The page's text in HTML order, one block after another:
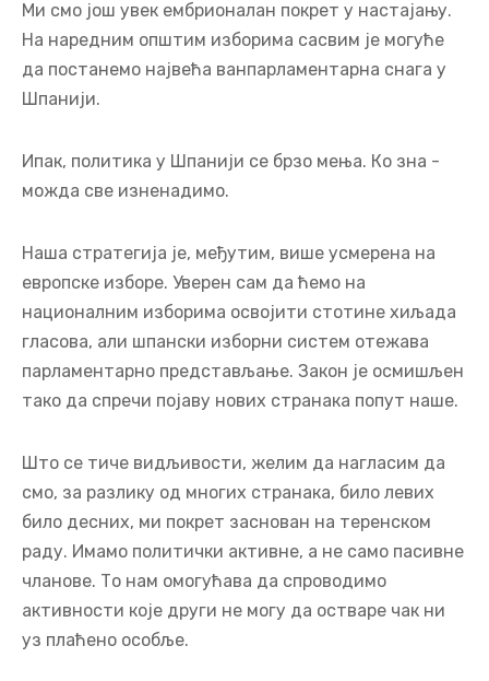
Ми смо још увек ембрионалан покрет у настајању.
На наредним општим изборима сасвим је могуће
да постанемо највећа ванпарламентарна снага у
Шпанији.
Ипак, политика у Шпанији се брзо мења. Ко зна -
можда све изненадимо.
Наша стратегија је, међутим, више усмерена на
европске изборе. Уверен сам да ћемо на
националним изборима освојити стотине хиљада
гласова, али шпански изборни систем отежава
парламентарно представљање. Закон је осмишљен
тако да спречи појаву нових странака попут наше.
Што се тиче видљивости, желим да нагласим да
смо, за разлику од многих странака, било левих
било десних, ми покрет заснован на теренском
раду. Имамо политички активне, а не само пасивне
чланове. То нам омогућава да спроводимо
активности које други не могу да остваре чак ни
уз плаћено особље.